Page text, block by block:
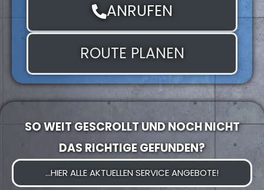
ANRUFEN
ROUTE PLANEN
SO WEIT GESCROLLT UND NOCH NICHT
DAS RICHTIGE GEFUNDEN?
...HIER ALLE AKTUELLEN SERVICE ANGEBOTE!